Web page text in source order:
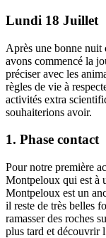
Lundi 18 Juillet
Après une bonne nuit
avons commencé la
préciser avec les
règles de vie à
activités extra
souhaiterions avoir.
1. Phase contact
Pour notre première
Montpeloux qui est à
Montpeloux est un
il reste de très belles
ramasser des roches
plus tard et découvrir